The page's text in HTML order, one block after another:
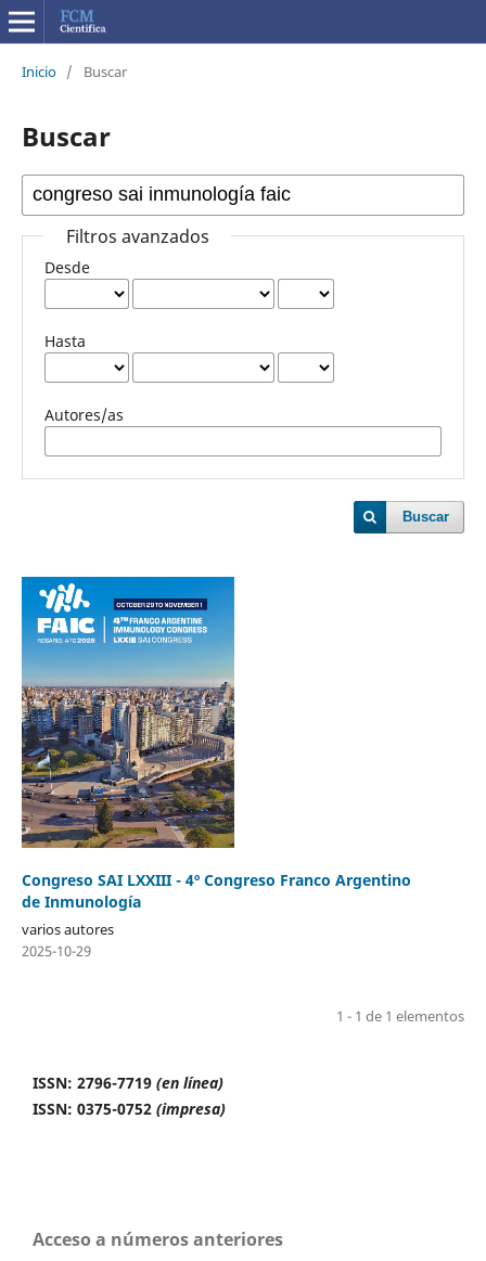
Inicio / Buscar
Buscar
Filtros avanzados
Desde
Hasta
Autores/as
Buscar
Congreso SAI LXXIII - 4º Congreso Franco Argentino
de Inmunología
varios autores
2025-10-29
1 - 1 de 1 elementos
ISSN: 2796-7719 (en línea)
ISSN: 0375-0752 (impresa)
Acceso a números anteriores